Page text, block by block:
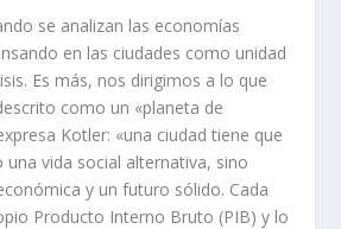
se analizan las economías
en las ciudades como unidad
Es más, nos dirigimos a lo que
como un «planeta de
Kotler: «una ciudad tiene que
vida social alternativa, sino
y un futuro sólido. Cada
Producto Interno Bruto (PIB) y lo